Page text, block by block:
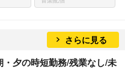
さらに見る
夕の時短勤務/残業なし/未